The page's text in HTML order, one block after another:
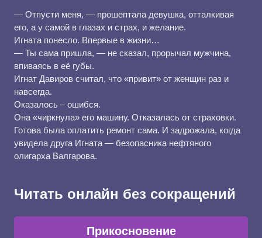
— Отпусти меня, — прошептала девушка, отталкивая
его, а у самой в глазах и страх, и желание.
Игната понесло. Впервые в жизни…
— Ты сама пришла, — не сказал, прорычал мужчина,
впиваясь в её губы.
Игнат Давиров считал, что «привит» от женщин раз и
навсегда.
Оказалось – ошибся.
Она «чиркнула» его машину. Отказалась от страховки.
Готова была оплатить ремонт сама. И задрожала, когда
увидела друга Игната — безопасника нефтяного
олигарха Валгарова.
Читать онлайн без сокращений
Прикосновение